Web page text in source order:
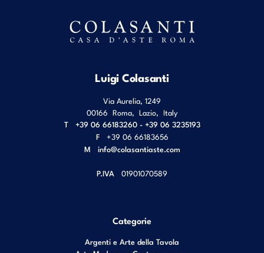
Luigi Colasanti
Via Aurelia, 1249
00166 Roma Lazio Italy
T
+39 06 66183260 - +39 06 3235193
F
+39 06 66183656
M info@colasantiaste.com
P.IVA 01901070589
Categorie
Argenti e Arte della Tavola